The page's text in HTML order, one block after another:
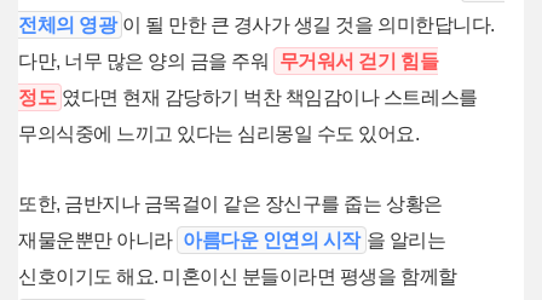
전체의 영광 이 될 만한 큰 경사가 생길 것을 의미한답니다.
다만, 너무 많은 양의 금을 주워
무거워서 걷기 힘들
정도 였다면 현재 감당하기 벅찬 책임감이나 스트레스를
무의식중에 느끼고 있다는 심리몽일 수도 있어요.
또한, 금반지나 금목걸이 같은 장신구를 줍는 상황은
재물운뿐만 아니라 아름다운 인연의 시작 을 알리는
신호이기도 해요. 미혼이신 분들이라면 평생을 함께할